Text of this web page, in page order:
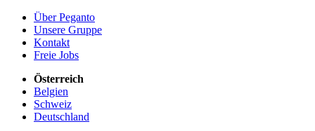
Über Peganto
Unsere Gruppe
Kontakt
Freie Jobs
Österreich
Belgien
Schweiz
Deutschland